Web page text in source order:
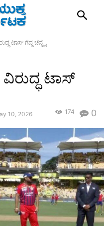
ಟಾಸ್‌ ಗೆದ್ದ ಚೆನ್ನೈ
ಟಾಸ್‌
10, 2026 0
174